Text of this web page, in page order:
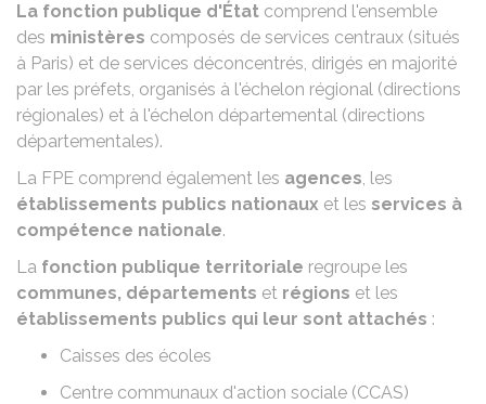
La fonction publique d'État comprend l'ensemble
des ministères composés de services centraux (situés
à Paris) et de services déconcentrés, dirigés en majorité
par les préfets, organisés à l'échelon régional (directions
régionales) et à l'échelon départemental (directions
départementales).
La FPE comprend également les agences, les
établissements publics nationaux et les services à
compétence nationale.
La fonction publique territoriale regroupe les
communes, départements et régions et les
établissements publics qui leur sont attachés :
Caisses des écoles
Centre communaux d'action sociale (CCAS)